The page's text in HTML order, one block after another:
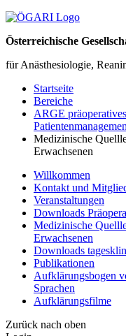
Österreichische
für Anästhesiologie,
Startseite
Bereiche
ARGE
Medizinische
Erwachsenen
Willkommen
Kontakt und
Veranstaltungen
Downloads
Medizinische
Erwachsenen
Downloads
Publikationen
Aufklärungsbogen
Sprachen
Aufklärungsfilme
Zurück nach oben